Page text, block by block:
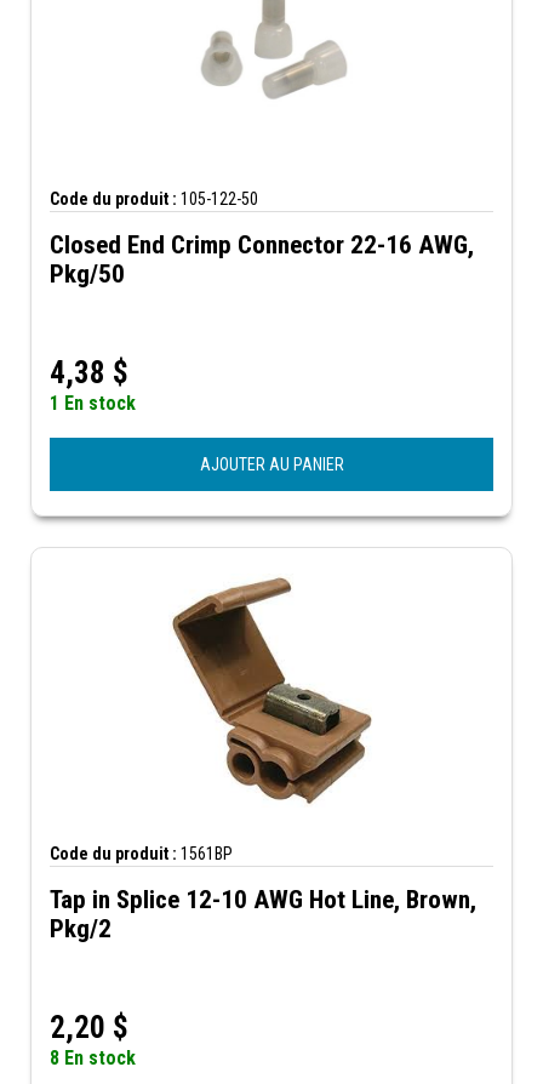
Code du produit : 105-122-50
Closed End Crimp Connector 22-16 AWG,
Pkg/50
4,38 $
1 En stock
AJOUTER AU PANIER
Code du produit : 1561BP
Tap in Splice 12-10 AWG Hot Line, Brown,
Pkg/2
2,20 $
8 En stock